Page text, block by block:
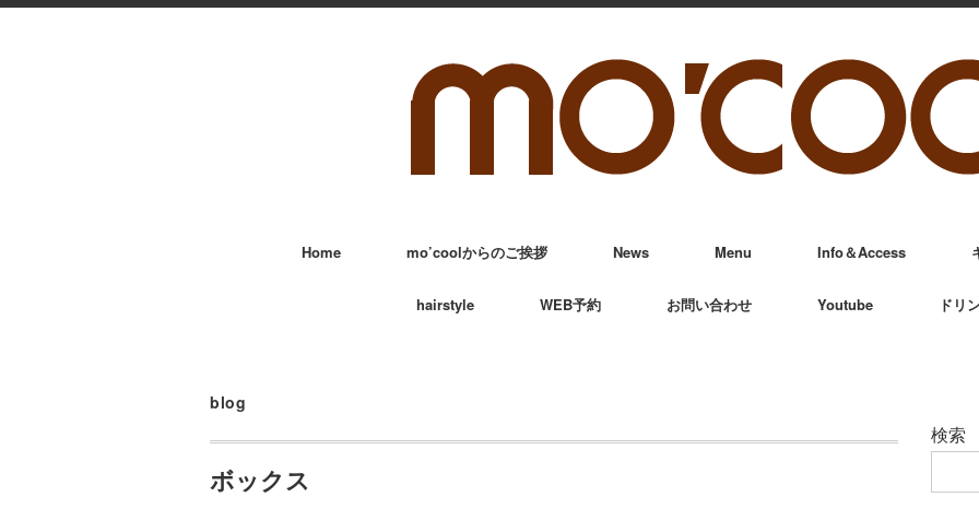
Home mo’coolからのご挨拶 News Menu Info＆Access
hairstyle WEB予約 お問い合わせ Youtube ドリ
blog
ボックス
検索